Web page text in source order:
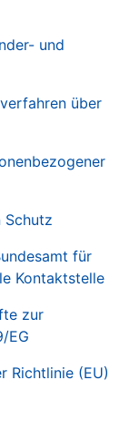
und
über
Schutz
für
Kontaktstelle
zur
EG
Richtlinie (EU)